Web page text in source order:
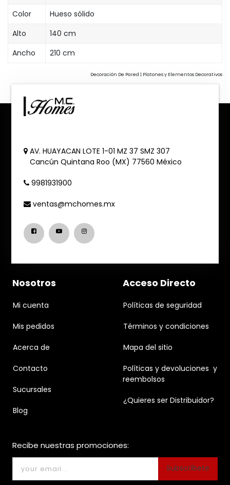
Color
Hueso sólido
Alto
140 cm
Ancho
210 cm
Decoración De Pared | Platones y Elementos Decorativos
AV. HUAYACAN LOTE 1-01 MZ 37 SMZ 307
Cancún Quintana Roo (MX) 77560 México
9981931900
ventas@mchomes.mx
Nosotros
Mi cuenta
Mis pedidos
Acerca de
Contacto
Sucursales
Blog
Acceso Directo
Políticas de seguridad
Términos y condiciones
Mapa del sitio
Políticas y devoluciones y
reembolsos
¿Quieres ser Distribuidor?
Recibe nuestras promociones:
Subscríbete